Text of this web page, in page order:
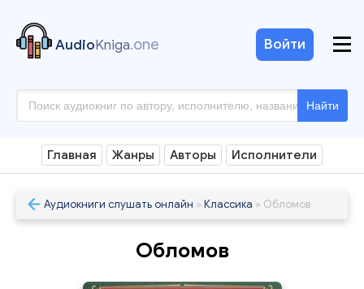
AudioKniga.one
Найти
Войти
Главная Жанры Авторы Исполнители
Аудиокниги слушать онлайн » Классика » Обломов
Обломов